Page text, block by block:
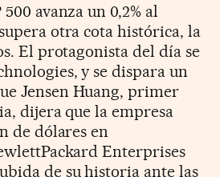
avanza un 0,2% al
otra cota histórica, la
El protagonista del día se
y se dispara un
Jensen Huang, primer
dijera que la empresa
de dólares en
Enterprises
de su historia ante las